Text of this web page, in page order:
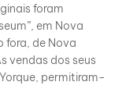
foram
em Nova
fora, de Nova
vendas dos seus
permitiram-